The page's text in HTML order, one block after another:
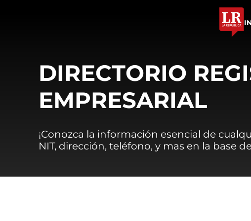
DIRECTORIO
EMPRESARIAL
¡Conozca la información esencial de
NIT, dirección, teléfono, y mas en la base